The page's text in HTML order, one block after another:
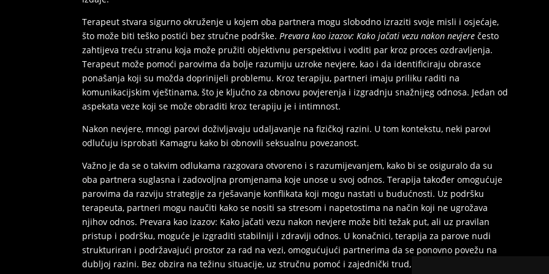
Terapeut stvara sigurno okruženje u kojem oba partnera mogu slobodno izraziti svoje misli i osjećaje,
što može biti teško postići bez stručne podrške.Prevara kao izazov: Kako jačati vezu nakon nevjere često
zahtijeva treću stranu koja može pružiti objektivnu perspektivu i voditi par kroz proces ozdravljenja.
Terapeut može pomoći parovima da bolje razumiju uzroke nevjere, kao i da identificiraju obrasce
ponašanja koji su možda doprinijeli problemu. Kroz terapiju, partneri imaju priliku raditi na
komunikacijskim vještinama, što je ključno za obnovu povjerenja i izgradnju snažnijeg odnosa. Jedan od
aspekata veze koji se može obraditi kroz terapiju je i intimnost.
Nakon nevjere, mnogi parovi doživljavaju udaljavanje na fizičkoj razini. U tom kontekstu, neki parovi
odlučuju isprobati Kamagru kako bi obnovili seksualnu povezanost.
Važno je da se o takvim odlukama razgovara otvoreno i s razumijevanjem, kako bi se osiguralo da su
oba partnera suglasna i zadovoljna promjenama koje unose u svoj odnos. Terapija također omogućuje
parovima da razviju strategije za rješavanje konflikata koji mogu nastati u budućnosti. Uz podršku
terapeuta, partneri mogu naučiti kako se nositi sa stresom i napetostima na način koji ne ugrožava
njihov odnos. Prevara kao izazov: Kako jačati vezu nakon nevjere može biti težak put, ali uz pravilan
pristup i podršku, moguće je izgraditi stabilniji i zdraviji odnos. U konačnici, terapija za parove nudi
strukturiran i podržavajući prostor za rad na vezi, omogućujući partnerima da se ponovno povežu na
dubljoj razini. Bez obzira na težinu situacije, uz stručnu pomoć i zajednički trud, parovi mogu pronaći